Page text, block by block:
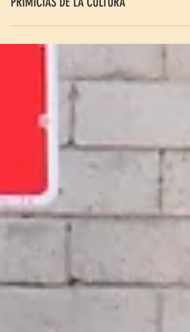
HISTORIA / PÁGINAS DEL CONTINENTE
PRIMICIAS DE LA CULTURA